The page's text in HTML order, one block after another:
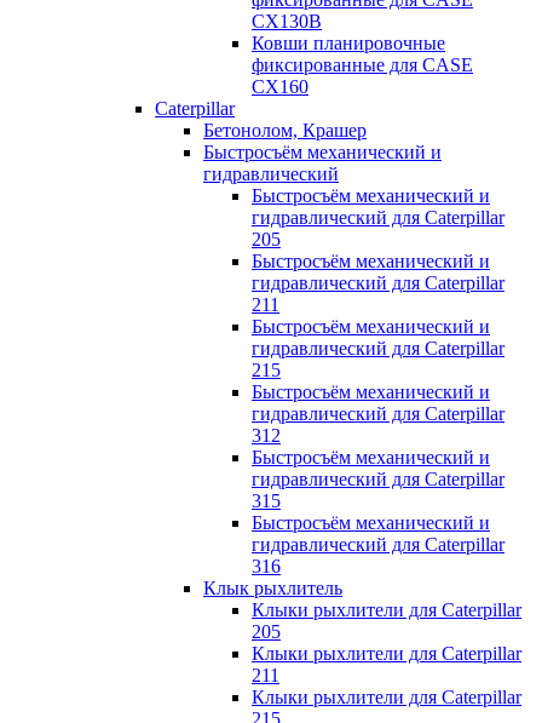
CX130B
Ковши планировочные
фиксированные для CASE
CX160
Caterpillar
Бетонолом, Крашер
Быстросъём механический и
гидравлический
Быстросъём механический и
гидравлический для Caterpillar
205
Быстросъём механический и
гидравлический для Caterpillar
211
Быстросъём механический и
гидравлический для Caterpillar
215
Быстросъём механический и
гидравлический для Caterpillar
312
Быстросъём механический и
гидравлический для Caterpillar
315
Быстросъём механический и
гидравлический для Caterpillar
316
Клык рыхлитель
Клыки рыхлители для Caterpillar
205
Клыки рыхлители для Caterpillar
211
Клыки рыхлители для Caterpillar